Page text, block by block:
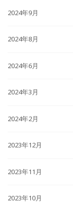
2024年9月
2024年8月
2024年6月
2024年3月
2024年2月
2023年12月
2023年11月
2023年10月